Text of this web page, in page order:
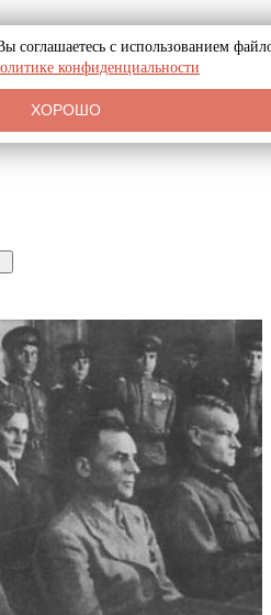
соглашаетесь с использованием
конфиденциальности
ХОРОШО